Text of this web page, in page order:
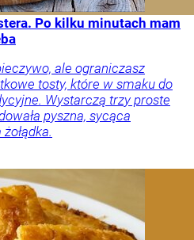
Po kilku minutach mam
ale ograniczasz
tosty, które w smaku do
Wystarczą trzy proste
pyszna, sycąca